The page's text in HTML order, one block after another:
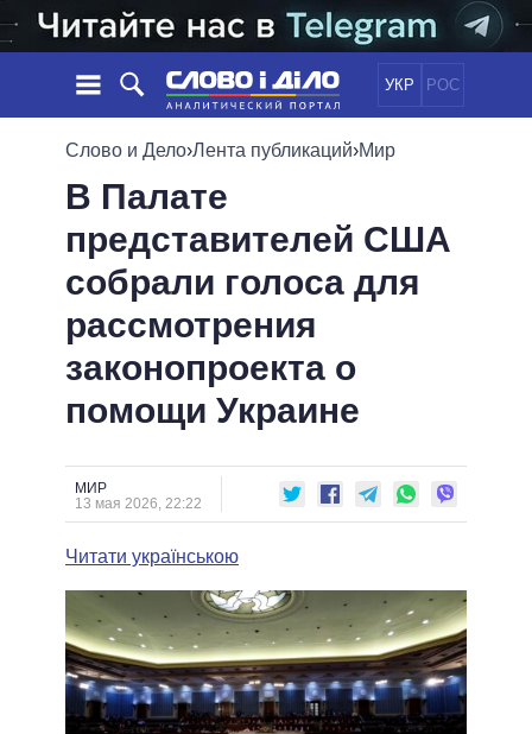
УКР РОС
НОВОСТИ
ЛЕНТА
СОБЫТИЯ
СТАТЬИ
МНЕНИЯ
ОБЗОРЫ
ДАЙДЖЕСТЫ
ЭКОНОМИКА
ОБЩЕСТВО
ОБЕЩАНИЯ
ПОЛИТИКИ
ВСЕ ПОЛИТИКИ
ПРЕЗИДЕНТ И ОФИС
ВЕРХОВНАЯ РАДА
КАБИНЕТ МИНИСТРОВ
МЭРЫ
ВСЕ ПЕРСОНЫ
ВИДЕО
ПОДДЕРЖАТЬ
СРАВНЕНИЕ ПОЛИТИКОВ
Слово и Дело›Лента публикаций›Мир
В Палате
представителей США
собрали голоса для
рассмотрения
законопроекта о
помощи Украине
МИР
13 мая 2026, 22:22
Читати українською